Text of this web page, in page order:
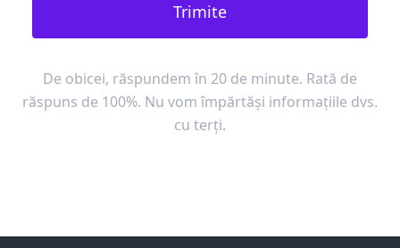
Trimite
De obicei, răspundem în 20 de minute. Rată de
răspuns de 100%. Nu vom împărtăși informațiile dvs.
cu terți.